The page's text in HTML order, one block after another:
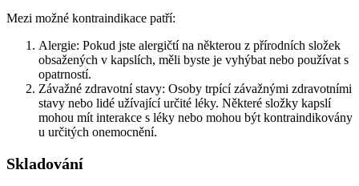
Mezi možné kontraindikace patří:
Alergie: Pokud jste alergičtí na některou z přírodních složek
obsažených v kapslích, měli byste je vyhýbat nebo používat s
opatrností.
Závažné zdravotní stavy: Osoby trpící závažnými zdravotními
stavy nebo lidé užívající určité léky. Některé složky kapslí
mohou mít interakce s léky nebo mohou být kontraindikovány
u určitých onemocnění.
Skladování